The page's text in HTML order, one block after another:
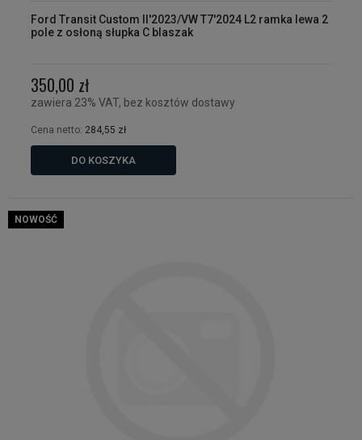
Ford Transit Custom II'2023/VW T7'2024 L2 ramka lewa 2
pole z osłoną słupka C blaszak
350,00 zł
zawiera 23% VAT, bez kosztów dostawy
Cena netto: 284,55 zł
DO KOSZYKA
NOWOŚĆ